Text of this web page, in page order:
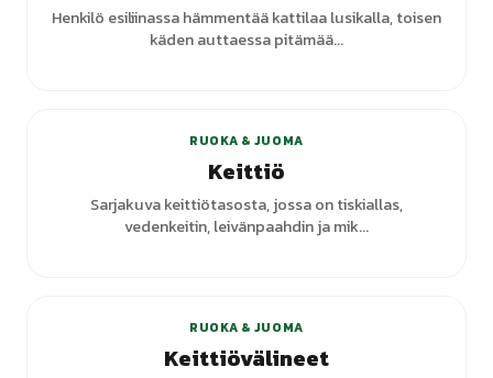
Henkilö esiliinassa hämmentää kattilaa lusikalla, toisen
käden auttaessa pitämää...
RUOKA & JUOMA
Keittiö
Sarjakuva keittiötasosta, jossa on tiskiallas,
vedenkeitin, leivänpaahdin ja mik...
RUOKA & JUOMA
Keittiövälineet